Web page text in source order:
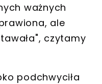
ważnych
ale
czytamy
podchwyciła